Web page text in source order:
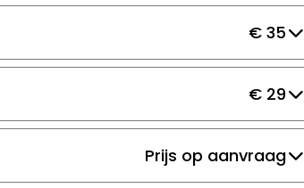
€ 35
€ 29
Prijs op aanvraag